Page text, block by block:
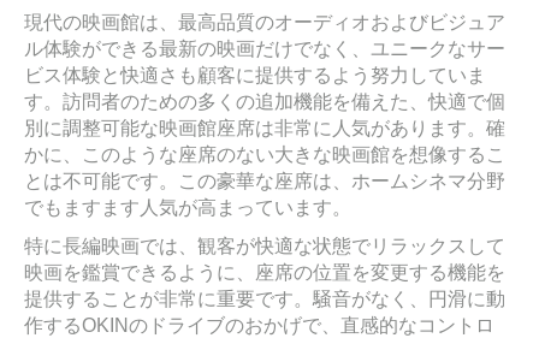
現代の映画館は、最高品質のオーディオおよびビジュア
ル体験ができる最新の映画だけでなく、ユニークなサー
ビス体験と快適さも顧客に提供するよう努力していま
す。訪問者のための多くの追加機能を備えた、快適で個
別に調整可能な映画館座席は非常に人気があります。確
かに、このような座席のない大きな映画館を想像するこ
とは不可能です。この豪華な座席は、ホームシネマ分野
でもますます人気が高まっています。
特に長編映画では、観客が快適な状態でリラックスして
映画を鑑賞できるように、座席の位置を変更する機能を
提供することが非常に重要です。騒音がなく、円滑に動
作するOKINのドライブのおかげで、直感的なコントロ